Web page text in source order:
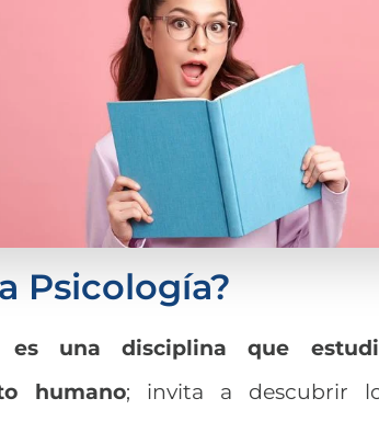
Psicología?
es una disciplina que
humano; invita a descubrir